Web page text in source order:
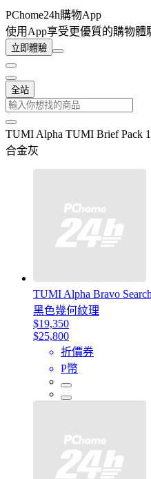
PChome24h購物App
使用App享受更優質的購物體
立即體驗
全站
TUMI Alpha TUMI Brief Pack
合金灰
TUMI Alpha Bravo
黑色幾何紋理
$19,350
$25,800
折價券
P幣